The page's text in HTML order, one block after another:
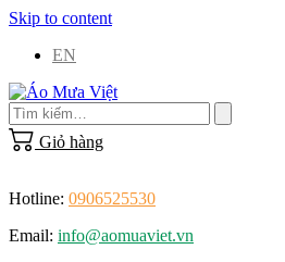
Skip to content
EN
Giỏ hàng
Hotline: 0906525530
Email: info@aomuaviet.vn